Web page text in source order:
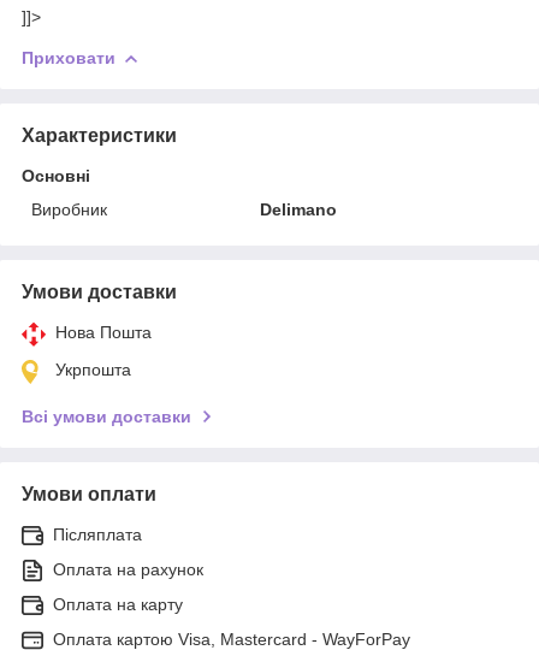
]]>
Приховати
Характеристики
Основні
Виробник
Delimano
Умови доставки
Нова Пошта
Укрпошта
Всі умови доставки
Умови оплати
Післяплата
Оплата на рахунок
Оплата на карту
Оплата картою Visa, Mastercard - WayForPay